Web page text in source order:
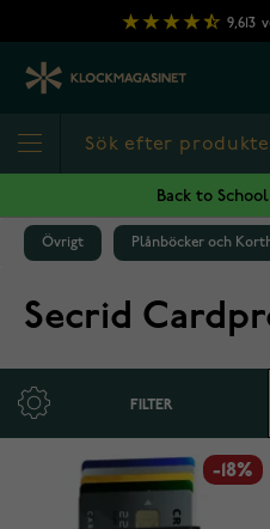
Hoppa till innehållet
9,613
Back to
Övrigt Plånböcker och
Secrid
FILTER
-18%